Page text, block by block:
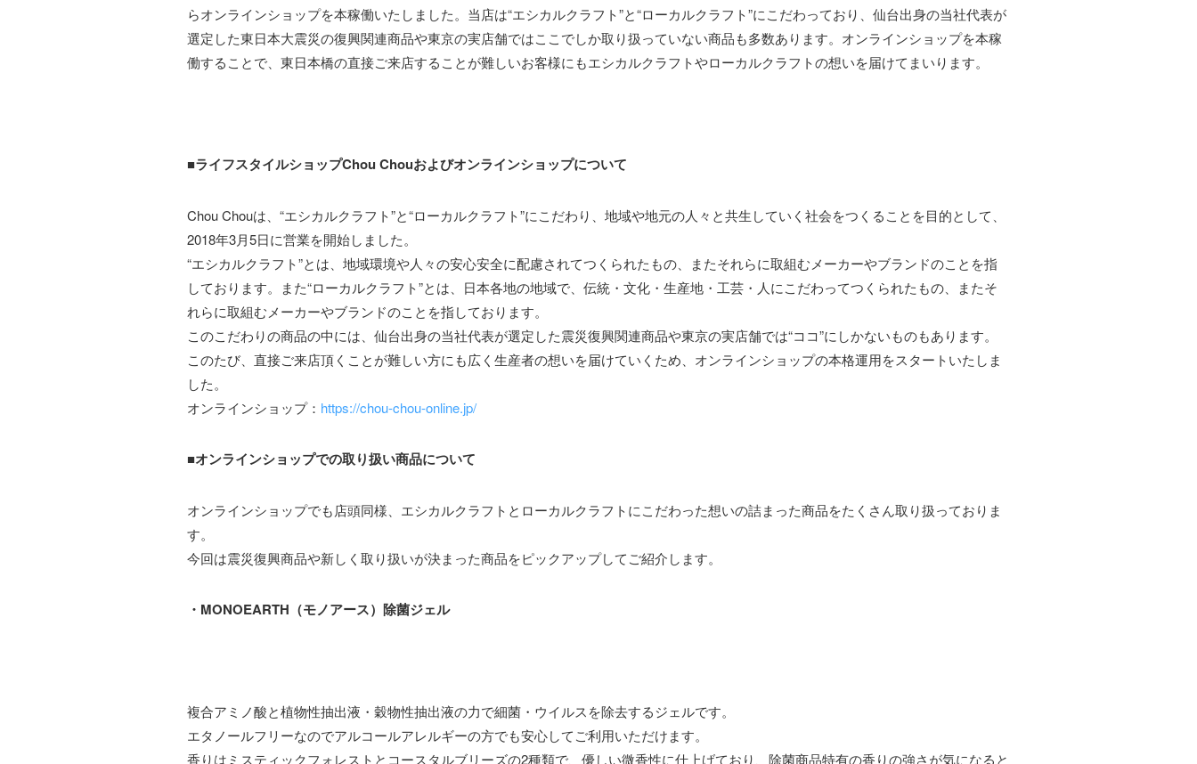
らオンラインショップを本稼働いたしました。当店は“エシカルクラフト”と“ローカルクラフト”にこだわっており、仙台出身の当社代表が
選定した東日本大震災の復興関連商品や東京の実店舗ではここでしか取り扱っていない商品も多数あります。オンラインショップを本稼
働することで、東日本橋の直接ご来店することが難しいお客様にもエシカルクラフトやローカルクラフトの想いを届けてまいります。
■ライフスタイルショップChou Chouおよびオンラインショップについて
Chou Chouは、“エシカルクラフト”と“ローカルクラフト”にこだわり、地域や地元の人々と共生していく社会をつくることを目的として、
2018年3月5日に営業を開始しました。
“エシカルクラフト”とは、地域環境や人々の安心安全に配慮されてつくられたもの、またそれらに取組むメーカーやブランドのことを指
しております。また“ローカルクラフト”とは、日本各地の地域で、伝統・文化・生産地・工芸・人にこだわってつくられたもの、またそ
れらに取組むメーカーやブランドのことを指しております。
このこだわりの商品の中には、仙台出身の当社代表が選定した震災復興関連商品や東京の実店舗では“ココ”にしかないものもあります。
このたび、直接ご来店頂くことが難しい方にも広く生産者の想いを届けていくため、オンラインショップの本格運用をスタートいたしま
した。
オンラインショップ： https://chou-chou-online.jp/
■オンラインショップでの取り扱い商品について
オンラインショップでも店頭同様、エシカルクラフトとローカルクラフトにこだわった想いの詰まった商品をたくさん取り扱っておりま
す。
今回は震災復興商品や新しく取り扱いが決まった商品をピックアップしてご紹介します。
・MONOEARTH（モノアース）除菌ジェル
複合アミノ酸と植物性抽出液・穀物性抽出液の力で細菌・ウイルスを除去するジェルです。
エタノールフリーなのでアルコールアレルギーの方でも安心してご利用いただけます。
香りはミスティックフォレストとコースタルブリーズの2種類で、優しい微香性に仕上げており、除菌商品特有の香りの強さが気になると